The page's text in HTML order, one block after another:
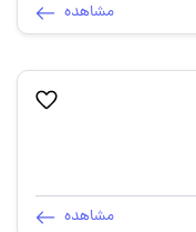
مشاهده
مشاهده